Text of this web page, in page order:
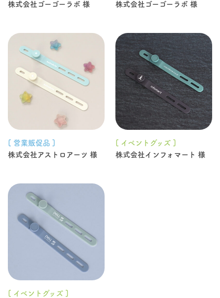
株式会社ゴーゴーラボ 様
株式会社ゴーゴーラボ 様
[ 営業販促品 ]
株式会社アストロアーツ 様
[ イベントグッズ ]
株式会社インフォマート 様
[ イベントグッズ ]